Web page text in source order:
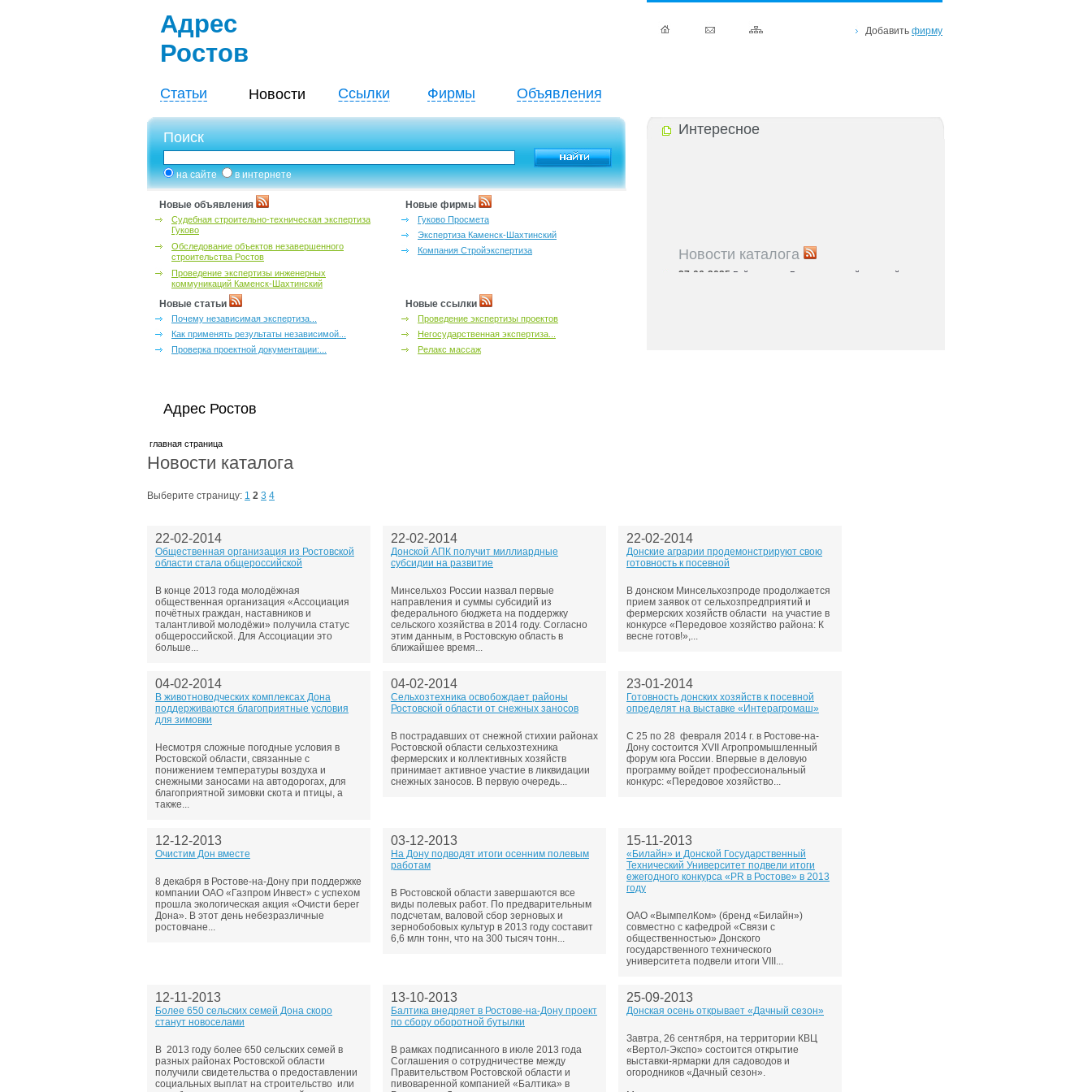
Адрес
Ростов
Статьи Новости Ссылки Фирмы Объявления
Добавить фирму
Поиск
на сайте в интернете
Новые объявления
Судебная строительно-техническая экспертиза
Гуково
Обследование объектов незавершенного
строительства Ростов
Проведение экспертизы инженерных
коммуникаций Каменск-Шахтинский
Новые фирмы
Гуково Просмета
Экспертиза Каменск-Шахтинский
Компания Стройэкспертиза
Новые статьи
Почему независимая экспертиза...
Как применять результаты независимой...
Проверка проектной документации:...
Новые ссылки
Проведение экспертизы проектов
Негосударственная экспертиза...
Релакс массаж
Интересное
Новости каталога
27-06-2025 Рейтинг улиц Ростова с самой развитой
Адрес Ростов
главная страница
Новости каталога
Выберите страницу: 1 2 3 4
22-02-2014
Общественная организация из Ростовской
области стала общероссийской
В конце 2013 года молодёжная
общественная организация «Ассоциация
почётных граждан, наставников и
талантливой молодёжи» получила статус
общероссийской. Для Ассоциации это
больше...
22-02-2014
Донской АПК получит миллиардные
субсидии на развитие
Минсельхоз России назвал первые
направления и суммы субсидий из
федерального бюджета на поддержку
сельского хозяйства в 2014 году. Согласно
этим данным, в Ростовскую область в
ближайшее время...
22-02-2014
Донские аграрии продемонстрируют свою
готовность к посевной
В донском Минсельхозпроде продолжается
прием заявок от сельхозпредприятий и
фермерских хозяйств области на участие в
конкурсе «Передовое хозяйство района: К
весне готов!»,...
04-02-2014
В животноводческих комплексах Дона
поддерживаются благоприятные условия
для зимовки
Несмотря сложные погодные условия в
Ростовской области, связанные с
понижением температуры воздуха и
снежными заносами на автодорогах, для
благоприятной зимовки скота и птицы, а
также...
04-02-2014
Сельхозтехника освобождает районы
Ростовской области от снежных заносов
В пострадавших от снежной стихии районах
Ростовской области сельхозтехника
фермерских и коллективных хозяйств
принимает активное участие в ликвидации
снежных заносов. В первую очередь...
23-01-2014
Готовность донских хозяйств к посевной
определят на выставке «Интерагромаш»
С 25 по 28 февраля 2014 г. в Ростове-на-
Дону состоится XVII Агропромышленный
форум юга России. Впервые в деловую
программу войдет профессиональный
конкурс: «Передовое хозяйство...
12-12-2013
Очистим Дон вместе
8 декабря в Ростове-на-Дону при поддержке
компании ОАО «Газпром Инвест» с успехом
прошла экологическая акция «Очисти берег
Дона». В этот день небезразличные
ростовчане...
03-12-2013
На Дону подводят итоги осенним полевым
работам
В Ростовской области завершаются все
виды полевых работ. По предварительным
подсчетам, валовой сбор зерновых и
зернобобовых культур в 2013 году составит
6,6 млн тонн, что на 300 тысяч тонн...
15-11-2013
«Билайн» и Донской Государственный
Технический Университет подвели итоги
ежегодного конкурса «PR в Ростове» в 2013
году
ОАО «ВымпелКом» (бренд «Билайн»)
совместно с кафедрой «Связи с
общественностью» Донского
государственного технического
университета подвели итоги VIII...
12-11-2013
Более 650 сельских семей Дона скоро
станут новоселами
В 2013 году более 650 сельских семей в
разных районах Ростовской области
получили свидетельства о предоставлении
социальных выплат на строительство или
13-10-2013
Балтика внедряет в Ростове-на-Дону проект
по сбору оборотной бутылки
В рамках подписанного в июле 2013 года
Соглашения о сотрудничестве между
Правительством Ростовской области и
пивоваренной компанией «Балтика» в
25-09-2013
Донская осень открывает «Дачный сезон»
Завтра, 26 сентября, на территории КВЦ
«Вертол-Экспо» состоится открытие
выставки-ярмарки для садоводов и
огородников «Дачный сезон».